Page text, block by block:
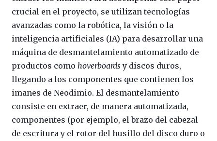
crucial en el proyecto, se utilizan tecnologías
avanzadas como la robótica, la visión o la
inteligencia artificiales (IA) para desarrollar una
máquina de desmantelamiento automatizado de
productos como hoverboards y discos duros,
llegando a los componentes que contienen los
imanes de Neodimio. El desmantelamiento
consiste en extraer, de manera automatizada,
componentes (por ejemplo, el brazo del cabezal
de escritura y el rotor del husillo del disco duro o